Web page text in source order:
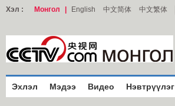
Хэл : Монгол English 中文简体 中文繁体
Эхлэл Мэдээ Видео Нэвтрүүлэг